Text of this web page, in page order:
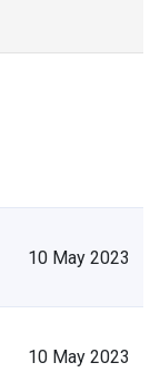
10 May 2023
10 May 2023